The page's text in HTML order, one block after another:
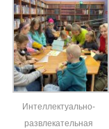
Интеллектуально-
развлекательная